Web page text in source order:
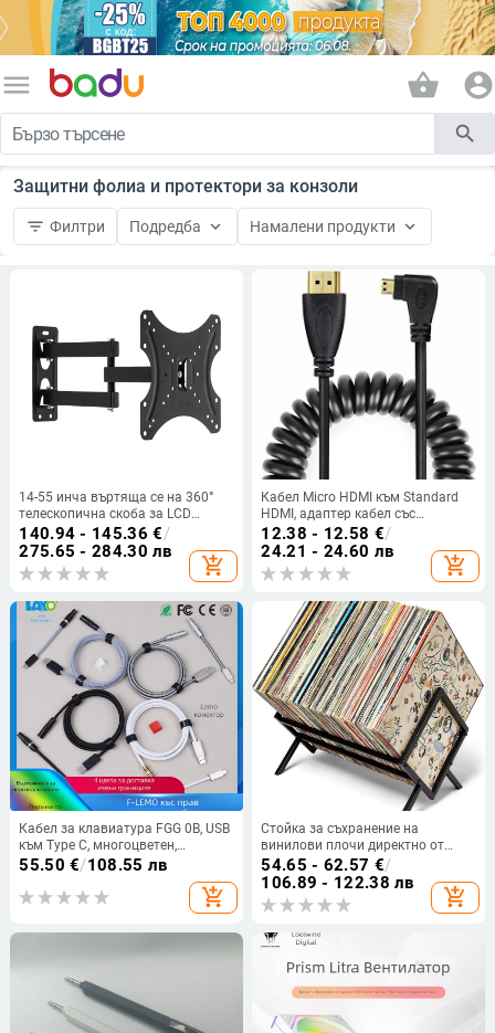
menu shopping_basket account_circle
search
Защитни фолиа и протектори за конзоли
filter_list Филтри Подредба keyboard_arrow_down Намалени продукти keyboard_arrow_down
14-55 инча въртяща се на 360°
телескопична скоба за LCD
телевизор универсална стойка за
монитор функционална стойка
за телевизор за трансгранично
ползване
140.94 - 145.36 €/
275.65 - 284.30 лв
add_shopping_cart
Кабел Micro HDMI към Standard
HDMI, адаптер кабел със
позлатени контакти, дължина 2
м, за монитори и SLR камери
12.38 - 12.58 €/
24.21 - 24.60 лв
add_shopping_cart
Кабел за клавиатура FGG 0B, USB
към Type C, многоцветен,
персонализиран, air plug-in, къс,
55.50 €/108.55 лв
add_shopping_cart
Стойка за съхранение на
винилови плочи директно от
фабриката, стойка за CD плочи,
трансгранична подвижна стойка
за съхранение на списания в
европейски стил
54.65 - 62.57 €/
106.89 - 122.38 лв
add_shopping_cart